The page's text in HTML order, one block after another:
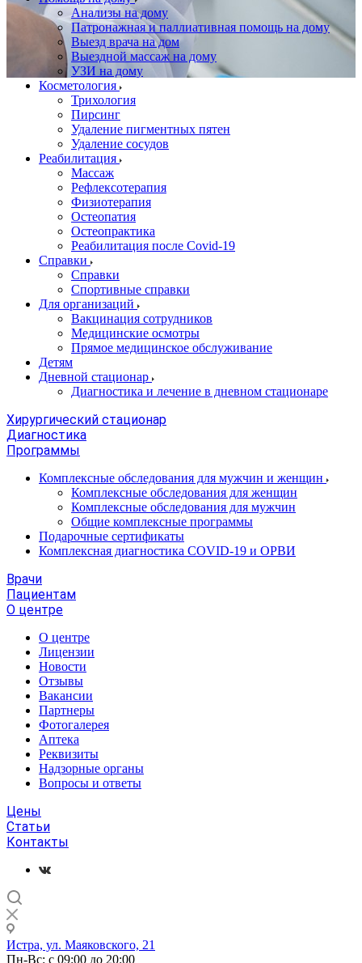
Анализы на дому
Патронажная и паллиативная помощь на дому
Выезд врача на дом
Выездной массаж на дому
УЗИ на дому
Косметология
Трихология
Пирсинг
Удаление пигментных пятен
Удаление сосудов
Реабилитация
Массаж
Рефлексотерапия
Физиотерапия
Остеопатия
Остеопрактика
Реабилитация после Covid-19
Справки
Справки
Спортивные справки
Для организаций
Вакцинация сотрудников
Медицинские осмотры
Прямое медицинское обслуживание
Детям
Дневной стационар
Диагностика и лечение в дневном стационаре
Хирургический стационар
Диагностика
Программы
Комплексные обследования для мужчин и женщин
Комплексные обследования для женщин
Комплексные обследования для мужчин
Общие комплексные программы
Подарочные сертификаты
Комплексная диагностика COVID-19 и ОРВИ
Врачи
Пациентам
О центре
О центре
Лицензии
Новости
Отзывы
Вакансии
Партнеры
Фотогалерея
Аптека
Реквизиты
Надзорные органы
Вопросы и ответы
Цены
Статьи
Контакты
Истра, ул. Маяковского, 21
Пн-Вс: с 09:00 до 20:00